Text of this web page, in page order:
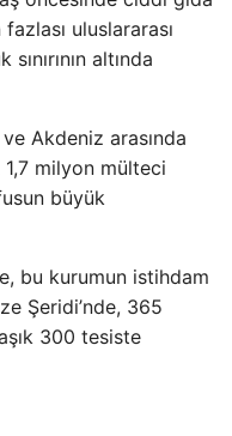
fazlası uluslararası
altında
Akdeniz arasında
1,7 milyon mülteci
büyük
bu kurumun istihdam
Şeridi’nde, 365
300 tesiste